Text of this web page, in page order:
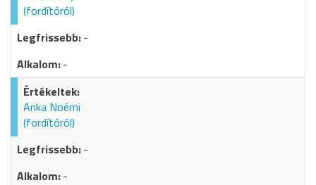
(fordítóról)
-
-
Anka Noémi
(fordítóról)
-
-